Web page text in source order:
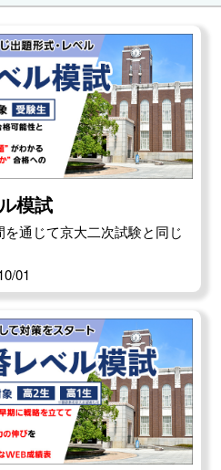
模試
通じて京大二次試験と同じ
01